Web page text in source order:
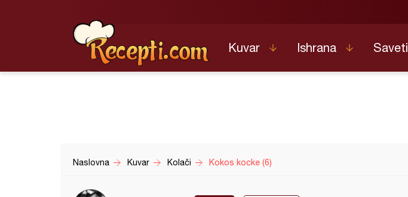
Kuvar Ishrana Saveti
Naslovna Kuvar Kolači Kokos kocke (6)